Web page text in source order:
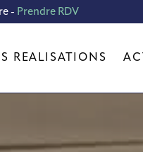
- Prendre RDV
RÉALISATIONS
le groupe IAM
Devos